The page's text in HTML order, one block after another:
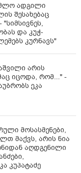
ადგილი
შესახებაც
და კუჭ-
კურნავს"
არის
იცოდა, რომ..." -
ეკა
მოსასმენები,
მაქვს, არის ნია
აღდგენილი
კუპატაძე